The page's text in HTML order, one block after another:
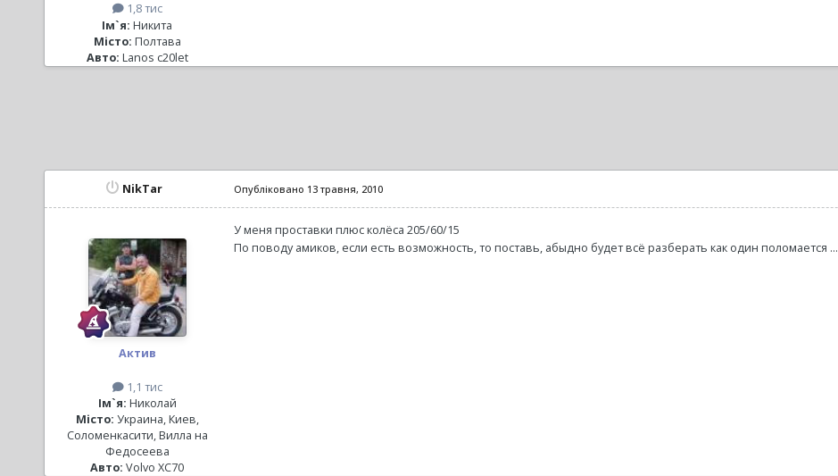
1,8 тис
Ім`я: Никита
Місто: Полтава
Авто: Lanos c20let
NikTar
Актив
1,1 тис
Ім`я: Николай
Місто: Украина, Киев,
Соломенкасити, Вилла на
Федосеева
Авто: Volvo XC70
Опубліковано 13 травня, 2010
У меня проставки плюс колёса 205/60/15
По поводу амиков, если есть возможность, то поставь, абыдно будет всё разберать как один поломается ...